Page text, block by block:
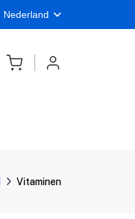
Nederland
Vitaminen